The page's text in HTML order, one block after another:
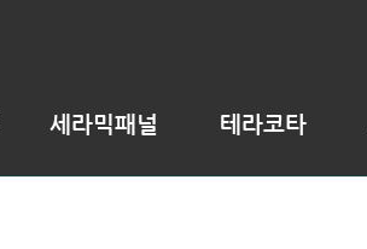
세라믹패널 테라코타